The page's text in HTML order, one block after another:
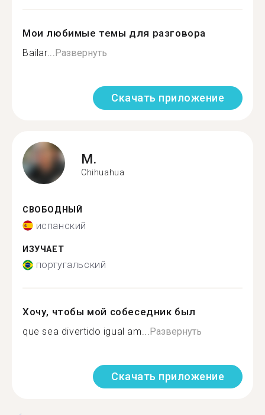
Мои любимые темы для разговора
Bailar...Развернуть
Скачать приложение
M.
Chihuahua
СВОБОДНЫЙ
испанский
ИЗУЧАЕТ
португальский
Хочу, чтобы мой собеседник был
que sea divertido igual am...Развернуть
Скачать приложение